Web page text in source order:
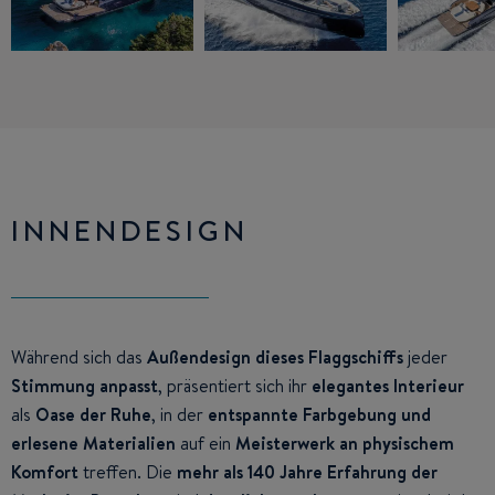
INNENDESIGN
Während sich das Außendesign dieses Flaggschiffs jeder
Stimmung anpasst, präsentiert sich ihr elegantes Interieur
als Oase der Ruhe, in der entspannte Farbgebung und
erlesene Materialien auf ein Meisterwerk an physischem
Komforttreffen. Die mehr als 140 Jahre Erfahrung der